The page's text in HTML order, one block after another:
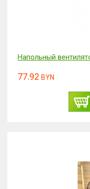
Напольный
77.92 BYN